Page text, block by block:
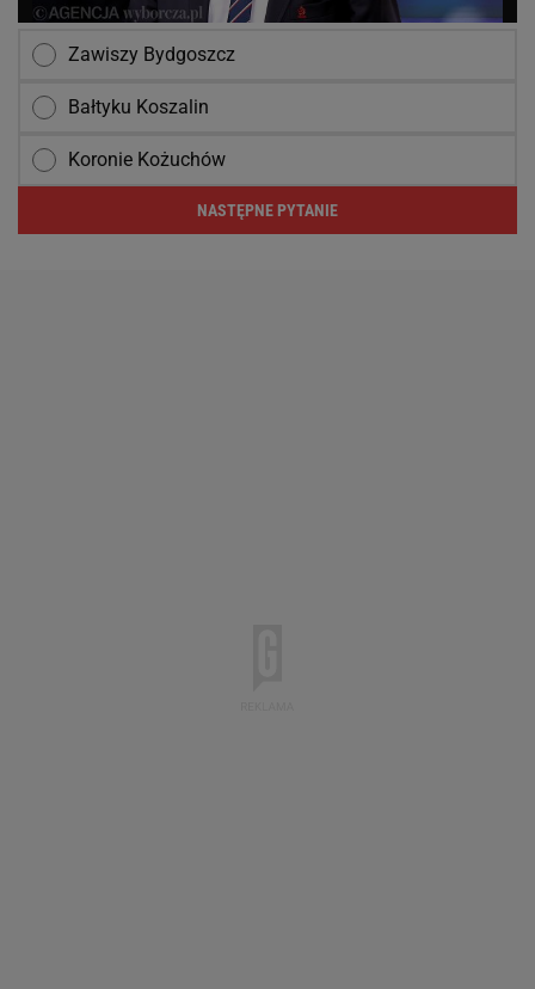
Zawiszy Bydgoszcz
Bałtyku Koszalin
Koronie Kożuchów
NASTĘPNE PYTANIE